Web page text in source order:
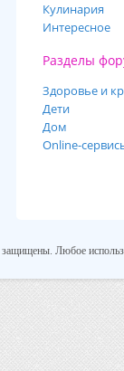
Кулинария
Интересное
Разделы
Здоровье и
Дети
Дом
Online-
защищены. Любое